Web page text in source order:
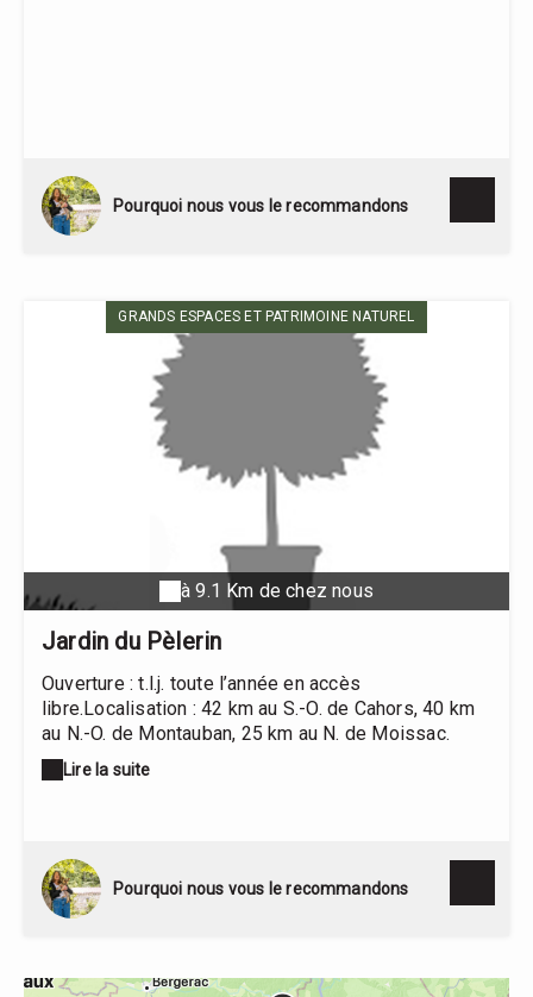
Pourquoi nous vous le recommandons
GRANDS ESPACES ET PATRIMOINE NATUREL
à 9.1 Km de chez nous
Jardin du Pèlerin
Ouverture : t.l.j. toute l’année en accès
libre.Localisation : 42 km au S.-O. de Cahors, 40 km
au N.-O. de Montauban, 25 km au N. de Moissac.
Suivre « cité médiévale de Lauzerte ». Dans le
village de Lauzerte, suivre le fléchage depuis la
Cornières). Les escaliers ne permettent pas l’accès
aux personnes à mobilité réduite.Manifestations :
Manifestations : « Rendez-vous aux jardins » (1er
accueil@lauzerte-tourisme.fr- Web : lauzerte-
Lire la suite
Pourquoi nous vous le recommandons